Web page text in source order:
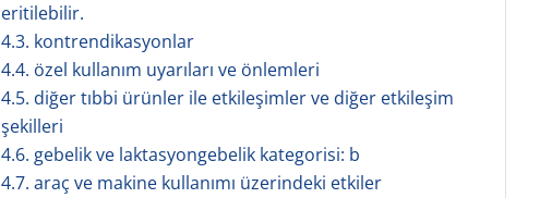
eritilebilir.
4.3. kontrendikasyonlar
4.4. özel kullanım uyarıları ve önlemleri
4.5. diğer tıbbi ürünler ile etkileşimler ve diğer etkileşim
şekilleri
4.6. gebelik ve laktasyongebelik kategorisi: b
4.7. araç ve makine kullanımı üzerindeki etkiler